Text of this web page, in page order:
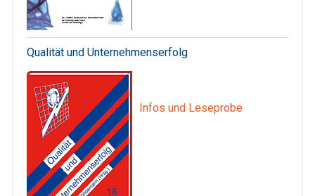
Qualität und Unternehmenserfolg
Infos und Leseprobe